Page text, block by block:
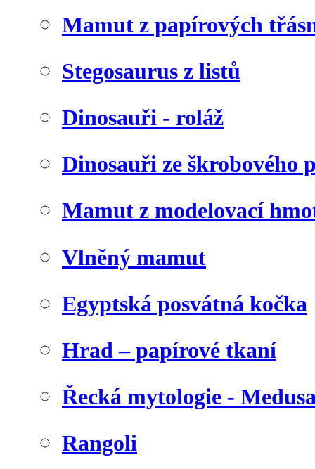
Mamut z papírových
Stegosaurus z listů
Dinosauři - roláž
Dinosauři ze škrobového
Mamut z modelovací
Vlněný mamut
Egyptská posvátná kočka
Hrad – papírové tkaní
Řecká mytologie -
Rangoli